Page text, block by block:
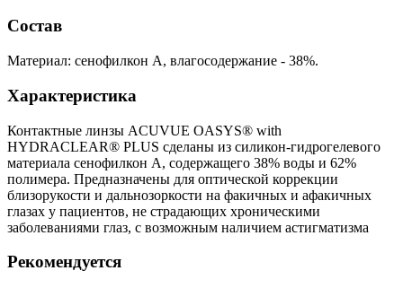
Состав
Материал: сенофилкон А, влагосодержание - 38%.
Характеристика
Контактные линзы ACUVUE OASYS® with
HYDRACLEAR® PLUS сделаны из силикон-гидрогелевого
материала сенофилкон А, содержащего 38% воды и 62%
полимера. Предназначены для оптической коррекции
близорукости и дальнозоркости на факичных и афакичных
глазах у пациентов, не страдающих хроническими
заболеваниями глаз, с возможным наличием астигматизма
Рекомендуется